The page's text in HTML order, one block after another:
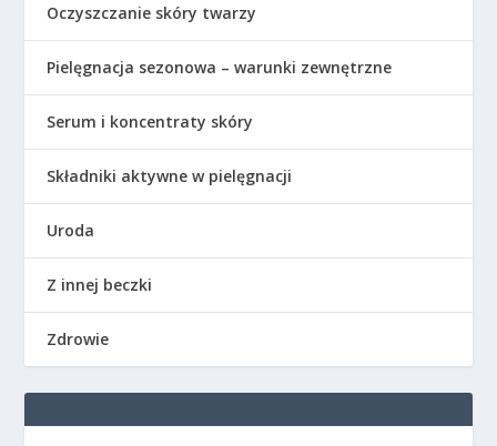
Oczyszczanie skóry twarzy
Pielęgnacja sezonowa – warunki zewnętrzne
Serum i koncentraty skóry
Składniki aktywne w pielęgnacji
Uroda
Z innej beczki
Zdrowie